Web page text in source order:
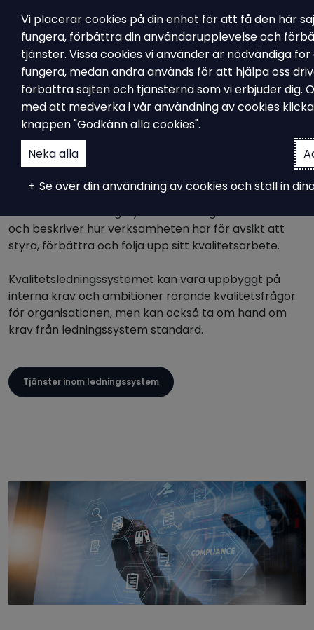
Ledningssystem för kvalitet
Vad är
kvalitetsledningssystem?
Begreppet kvalitetsledningssystem är enligt vår
definition ett ledningssystem som tagit om hand om
och beskriver hur verksamheten har för avsikt att
styra, förbättra och följa upp sitt kvalitetsarbete.
Kvalitetsledningssystemet kan vara uppbyggt på
interna krav och ambitioner rörande kvalitetsfrågor
för organisationen, men kan också ta om hand om
krav från ledningssystem standard.
Tjänster inom ledningssystem
Vi placerar cookies på din enhet för att få den här
fungera, förbättra din användarupplevelse och
tjänster. Vissa cookies vi använder är nödvändiga
fungera, medan andra används för att hjälpa oss
förbättra sajten och tjänsterna som vi erbjuder dig.
med att medverka i vår användning av cookies
knappen "Godkänn alla cookies".
Neka alla
Se över din användning av cookies och ställ in